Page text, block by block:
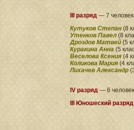
III разряд — 7 человек
Кутуков Степан (8
Утенков Павел(8
Дроздов Матвей (5
Куракина Анна (5
Веселова Ксения (4
Коликова Мария (4
Лихачев Александр
IV разряд — 6
III Юношеский разряд